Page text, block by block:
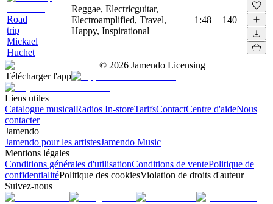
Road
trip
Mickael
Huchet
Reggae, Electricguitar,
Electroamplified, Travel,
Happy, Inspirational
1:48 140
© 2026 Jamendo Licensing
Télécharger l'app
Liens utiles
Catalogue musicalRadios In-storeTarifsContactCentre d'aideNous
contacter
Jamendo
Jamendo pour les artistesJamendo Music
Mentions légales
Conditions générales d'utilisationConditions de ventePolitique de
confidentialitéPolitique des cookiesViolation de droits d'auteur
Suivez-nous